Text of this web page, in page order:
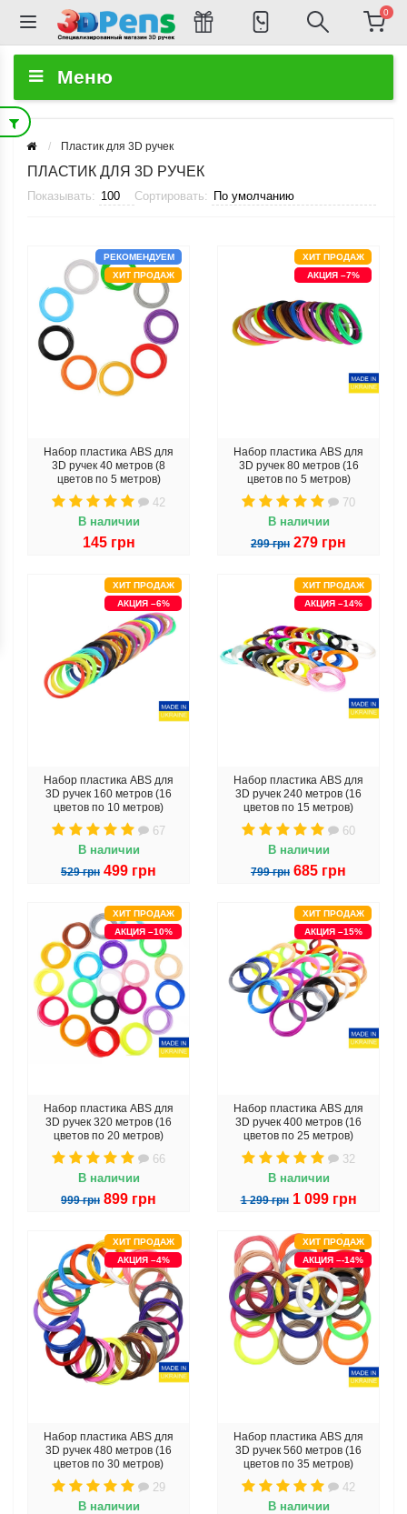
0
Меню
Пластик для 3D ручек
ПЛАСТИК ДЛЯ 3D РУЧЕК
Показывать: Сортировать:
РЕКОМЕНДУЕМ
ХИТ ПРОДАЖ
Набор пластика ABS для
3D ручек 40 метров (8
цветов по 5 метров)
42
В наличии
145 грн
ХИТ ПРОДАЖ
АКЦИЯ –7%
Набор пластика ABS для
3D ручек 80 метров (16
цветов по 5 метров)
70
В наличии
299 грн 279 грн
ХИТ ПРОДАЖ
АКЦИЯ –6%
Набор пластика ABS для
3D ручек 160 метров (16
цветов по 10 метров)
67
В наличии
529 грн 499 грн
ХИТ ПРОДАЖ
АКЦИЯ –14%
Набор пластика ABS для
3D ручек 240 метров (16
цветов по 15 метров)
60
В наличии
799 грн 685 грн
ХИТ ПРОДАЖ
АКЦИЯ –10%
Набор пластика ABS для
3D ручек 320 метров (16
цветов по 20 метров)
66
В наличии
999 грн 899 грн
ХИТ ПРОДАЖ
АКЦИЯ –15%
Набор пластика ABS для
3D ручек 400 метров (16
цветов по 25 метров)
32
В наличии
1 299 грн 1 099 грн
ХИТ ПРОДАЖ
АКЦИЯ –4%
Набор пластика ABS для
3D ручек 480 метров (16
цветов по 30 метров)
29
В наличии
ХИТ ПРОДАЖ
АКЦИЯ –-14%
Набор пластика ABS для
3D ручек 560 метров (16
цветов по 35 метров)
42
В наличии